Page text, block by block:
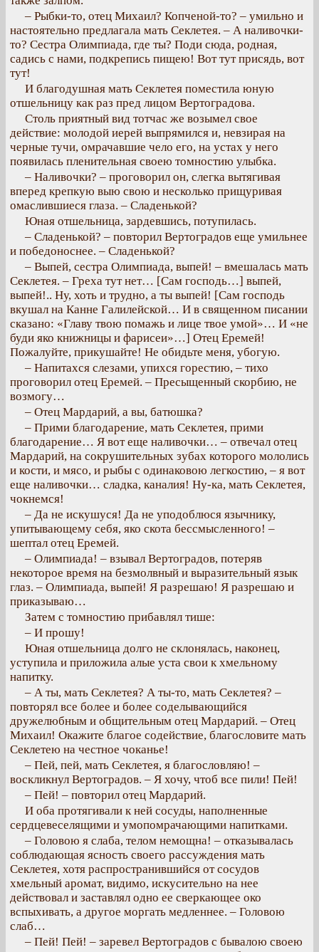
– Рыбки-то, отец Михаил? Копченой-то? – умильно и
настоятельно предлагала мать Секлетея. – А наливочки-
то? Сестра Олимпиада, где ты? Поди сюда, родная,
садись с нами, подкрепись пищею! Вот тут присядь, вот
тут!
И благодушная мать Секлетея поместила юную
отшельницу как раз пред лицом Вертоградова.
Столь приятный вид тотчас же возымел свое
действие: молодой иерей выпрямился и, невзирая на
черные тучи, омрачавшие чело его, на устах у него
появилась пленительная своею томностию улыбка.
– Наливочки? – проговорил он, слегка вытягивая
вперед крепкую выю свою и несколько прищуривая
омаслившиеся глаза. – Сладенькой?
Юная отшельница, зардевшись, потупилась.
– Сладенькой? – повторил Вертоградов еще умильнее
и победоноснее. – Сладенькой?
– Выпей, сестра Олимпиада, выпей! – вмешалась мать
Секлетея. – Греха тут нет… [Сам господь…] выпей,
выпей!.. Ну, хоть и трудно, а ты выпей! [Сам господь
вкушал на Канне Галилейской… И в священном писании
сказано: «Главу твою помажь и лице твое умой»… И «не
буди яко книжницы и фарисеи»…] Отец Еремей!
Пожалуйте, прикушайте! Не обидьте меня, убогую.
– Напитахся слезами, упихся горестию, – тихо
проговорил отец Еремей. – Пресыщенный скорбию, не
возмогу…
– Отец Мардарий, а вы, батюшка?
– Прими благодарение, мать Секлетея, прими
благодарение… Я вот еще наливочки… – отвечал отец
Мардарий, на сокрушительных зубах которого мололись
и кости, и мясо, и рыбы с одинаковою легкостию, – я вот
еще наливочки… сладка, каналия! Ну-ка, мать Секлетея,
чокнемся!
– Да не искушуся! Да не уподоблюся язычнику,
упитывающему себя, яко скота бессмысленного! –
шептал отец Еремей.
– Олимпиада! – взывал Вертоградов, потеряв
некоторое время на безмолвный и выразительный язык
глаз. – Олимпиада, выпей! Я разрешаю! Я разрешаю и
приказываю…
Затем с томностию прибавлял тише:
– И прошу!
Юная отшельница долго не склонялась, наконец,
уступила и приложила алые уста свои к хмельному
напитку.
– А ты, мать Секлетея? А ты-то, мать Секлетея? –
повторял все более и более соделывающийся
дружелюбным и общительным отец Мардарий. – Отец
Михаил! Окажите благое содействие, благословите мать
Секлетею на честное чоканье!
– Пей, пей, мать Секлетея, я благословляю! –
воскликнул Вертоградов. – Я хочу, чтоб все пили! Пей!
– Пей! – повторил отец Мардарий.
И оба протягивали к ней сосуды, наполненные
сердцевеселящими и умопомрачающими напитками.
– Головою я слаба, телом немощна! – отказывалась
соблюдающая ясность своего рассуждения мать
Секлетея, хотя распространившийся от сосудов
хмельный аромат, видимо, искусительно на нее
действовал и заставлял одно ее сверкающее око
вспыхивать, а другое моргать медленнее. – Головою
слаб…
– Пей! Пей! – заревел Вертоградов с бывалою своею